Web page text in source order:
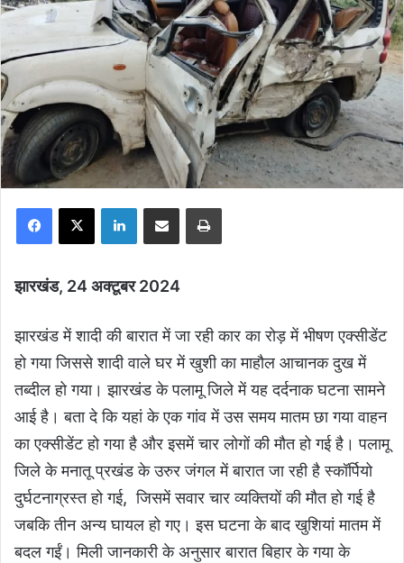
Facebook
X LinkedInShare via Email Print
झारखंड, 24 अक्टूबर 2024
झारखंड में शादी की बारात में जा रही कार का रोड़ में भीषण एक्सीडेंट
हो गया जिससे शादी वाले घर में खुशी का माहौल आचानक दुख में
तब्दील हो गया। झारखंड के पलामू जिले में यह दर्दनाक घटना सामने
आई है। बता दे कि यहां के एक गांव में उस समय मातम छा गया वाहन
का एक्सीडेंट हो गया है और इसमें चार लोगों की मौत हो गई है। पलामू
जिले के मनातू प्रखंड के उरुर जंगल में बारात जा रही है स्कॉर्पियो
दुर्घटनाग्रस्त हो गई, जिसमें सवार चार व्यक्तियों की मौत हो गई है
जबकि तीन अन्य घायल हो गए। इस घटना के बाद खुशियां मातम में
बदल गईं। मिली जानकारी के अनुसार बारात बिहार के गया के